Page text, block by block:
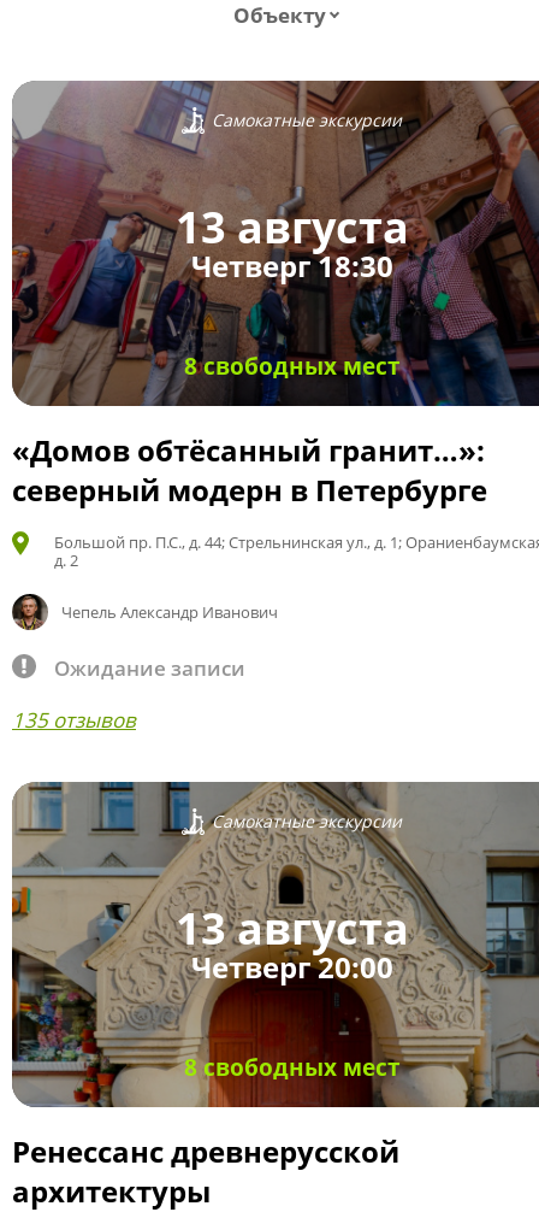
Объекту
Самокатные экскурсии
13 августа
Четверг 18:30
8 свободных мест
«Домов обтёсанный гранит…»:
северный модерн в Петербурге
Большой пр. П.С., д. 44; Стрельнинская ул., д. 1;
д. 2
Чепель Александр Иванович
Ожидание записи
135 отзывов
Самокатные экскурсии
13 августа
Четверг 20:00
8 свободных мест
Ренессанс древнерусской
архитектуры